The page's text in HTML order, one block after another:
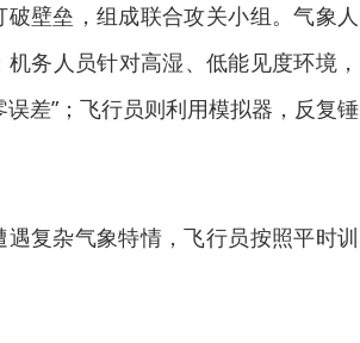
壁垒，组成联合攻关小组。气象人
务人员针对高湿、低能见度环境，
差”；飞行员则利用模拟器，反复锤
复杂气象特情，飞行员按照平时训